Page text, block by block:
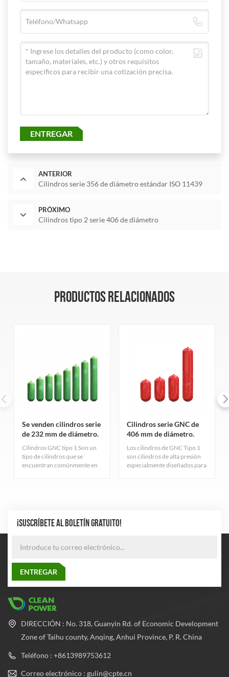
ENTREGAR
ANTERIOR
Cilindros serie 356 de diámetro estándar ISO 11439
PRÓXIMO
Cilindros tipo 2 serie 406 de diámetro
PRODUCTOS RELACIONADOS
Se venden cilindros serie
de 232 mm de diámetro.
Cilindros GNC tipo 1 Son un
tipo de cilindros que se
encuentran comúnmente en
calidad.
Cilindros serie GNC de
406 mm de diámetro.
Los cilindros de GNC Tipo 1
son cilindros de alta presión
especialmente diseñados para
confiabilidad del cilindro.
¡SUSCRÍBETE AL BOLETÍN GRATUITO!
DIRECCIÓN : No. 318, Guanyin Rd. of Economic Development
Zone of Taihu county, Anqing, Anhui Province, P. R. China
Teléfono : +8613989753612
Correo electrónico : gulin@cpte.cn